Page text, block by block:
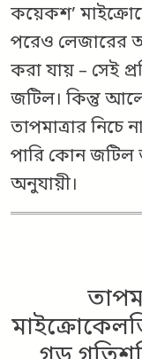
কয়েকশ’
পরেও লেজারের
করা যায় – সেই
জটিল। কিন্তু
তাপমাত্রার
পারি কোন জটিল
অনুযায়ী।